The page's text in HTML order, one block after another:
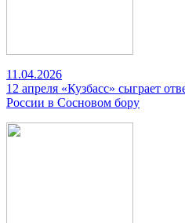
11.04.2026
12 апреля «Кузбасс» сыграет
России в Сосновом бору